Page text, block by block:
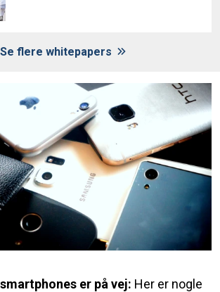
Se flere whitepapers
er på vej: Her er nogle